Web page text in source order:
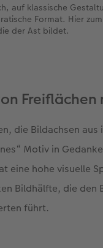
auf klassische
Format. Hier
der Ast bildet.
Freiflächen
die Bildachsen
Motiv in
eine hohe visuelle
Bildhälfte, die
führt.